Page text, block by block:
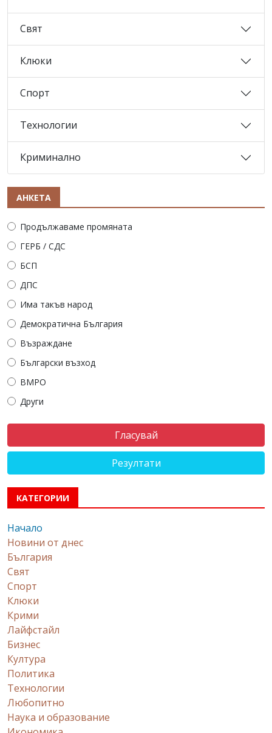
Свят
Клюки
Спорт
Технологии
Криминално
АНКЕТА
Продължаваме промяната
ГЕРБ / СДС
БСП
ДПС
Има такъв народ
Демократична България
Възраждане
Български възход
ВМРО
Други
Резултати
КАТЕГОРИИ
Начало
Новини от днес
България
Свят
Спорт
Клюки
Крими
Лайфстайл
Бизнес
Култура
Политика
Технологии
Любопитно
Наука и образование